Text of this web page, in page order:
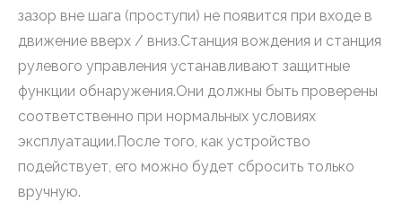
зазор вне шага (проступи) не появится при входе в
движение вверх / вниз.Станция вождения и станция
рулевого управления устанавливают защитные
функции обнаружения.Они должны быть проверены
соответственно при нормальных условиях
эксплуатации.После того, как устройство
подействует, его можно будет сбросить только
вручную.